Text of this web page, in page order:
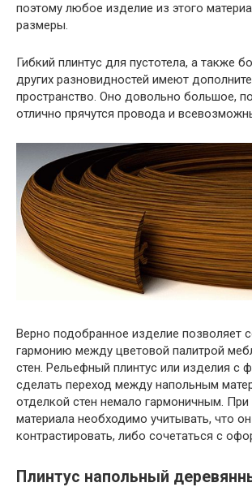
поэтому любое изделие из этого
размеры.
Гибкий плинтус для пустотела, а также
других разновидностей имеют
пространство. Оно довольно большое,
отлично прячутся провода и
Верно подобранное изделие позволяет
гармонию между цветовой палитрой
стен. Рельефный плинтус или изделия с
сделать переход между напольным
отделкой стен немало гармоничным.
материала необходимо учитывать, что
контрастировать, либо сочетаться с
Плинтус напольный